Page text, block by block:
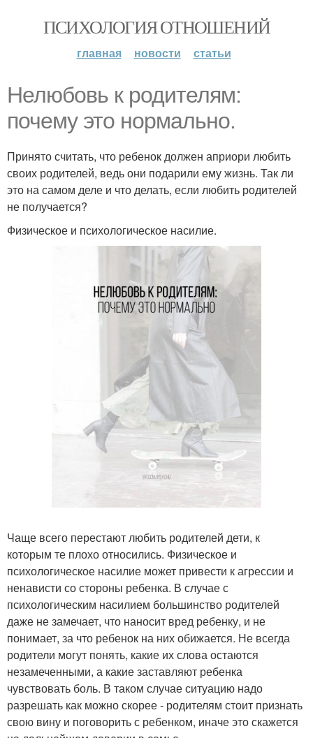
ПСИХОЛОГИЯ ОТНОШЕНИЙ
главная новости статьи
Нелюбовь к родителям:
почему это нормально.
Принято считать, что ребенок должен априори любить
своих родителей, ведь они подарили ему жизнь. Так ли
это на самом деле и что делать, если любить родителей
не получается?
Физическое и психологическое насилие.
Чаще всего перестают любить родителей дети, к
которым те плохо относились. Физическое и
психологическое насилие может привести к агрессии и
ненависти со стороны ребенка. В случае с
психологическим насилием большинство родителей
даже не замечает, что наносит вред ребенку, и не
понимает, за что ребенок на них обижается. Не всегда
родители могут понять, какие их слова остаются
незамеченными, а какие заставляют ребенка
чувствовать боль. В таком случае ситуацию надо
разрешать как можно скорее - родителям стоит признать
свою вину и поговорить с ребенком, иначе это скажется